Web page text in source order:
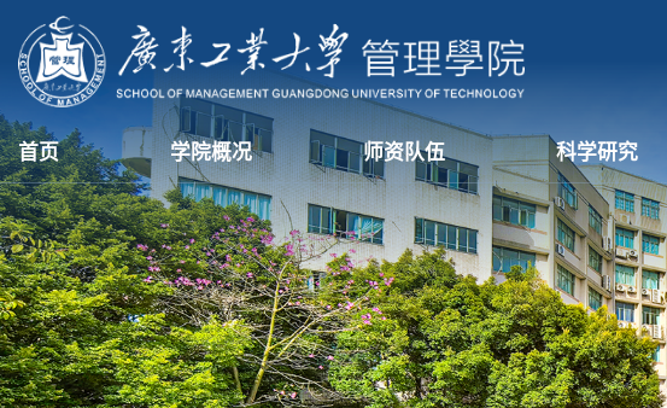
首页 学院概况 师资队伍 科学研究